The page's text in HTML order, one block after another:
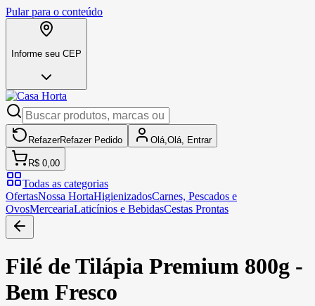
Pular para o conteúdo
Informe seu CEP
RefazerRefazer Pedido Olá, Olá, Entrar
R$ 0,00
Todas as categorias
OfertasNossa HortaHigienizadosCarnes, Pescados e
OvosMerceariaLaticínios e BebidasCestas Prontas
Filé de Tilápia Premium 800g -
Bem Fresco